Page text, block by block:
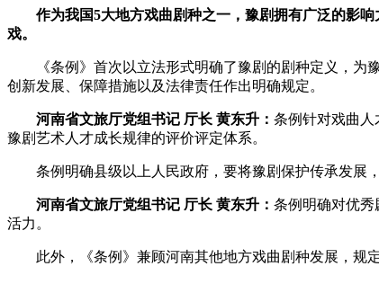
作为我国5大地方戏曲剧种之一，豫剧拥有广泛的影
戏。
《条例》首次以立法形式明确了豫剧的剧种定义，为豫
创新发展、保障措施以及法律责任作出明确规定。
河南省文旅厅党组书记 厅长 黄东升： 条例针对戏曲人
豫剧艺术人才成长规律的评价评定体系。
条例明确县级以上人民政府，要将豫剧保护传承发展，
河南省文旅厅党组书记 厅长 黄东升： 条例明确对优
活力。
此外，《条例》兼顾河南其他地方戏曲剧种发展，规定